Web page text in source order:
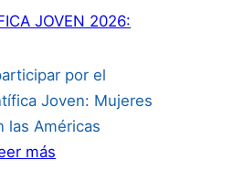
JOVEN 2026:
por el
Joven: Mujeres
las Américas
más